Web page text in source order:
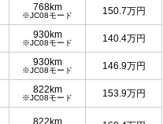
768km
※JC08モード 150.7万円
930km
※JC08モード 140.4万円
930km
※JC08モード 146.9万円
822km
※JC08モード 153.9万円